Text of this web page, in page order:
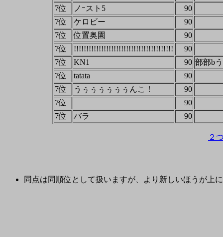
7位 ノｰスト5
90
7位
ケロビー
90
7位
位置奥園
90
7位
!!!!!!!!!!!!!!!!!!!!!!!!!!!!!!!!!!!!!!!!
90
7位
KN1 90 部部b
7位
tatata
90
7位
うぅぅぅぅぅぅんこ！
90
7位
90
7位
バラ 90
２
同点は同順位として扱いますが、より新しいほうが上